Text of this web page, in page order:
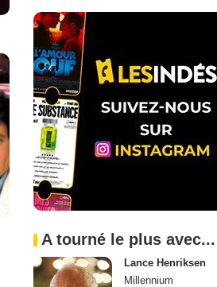
A tourné le plus avec...
Lance Henriksen
Millennium